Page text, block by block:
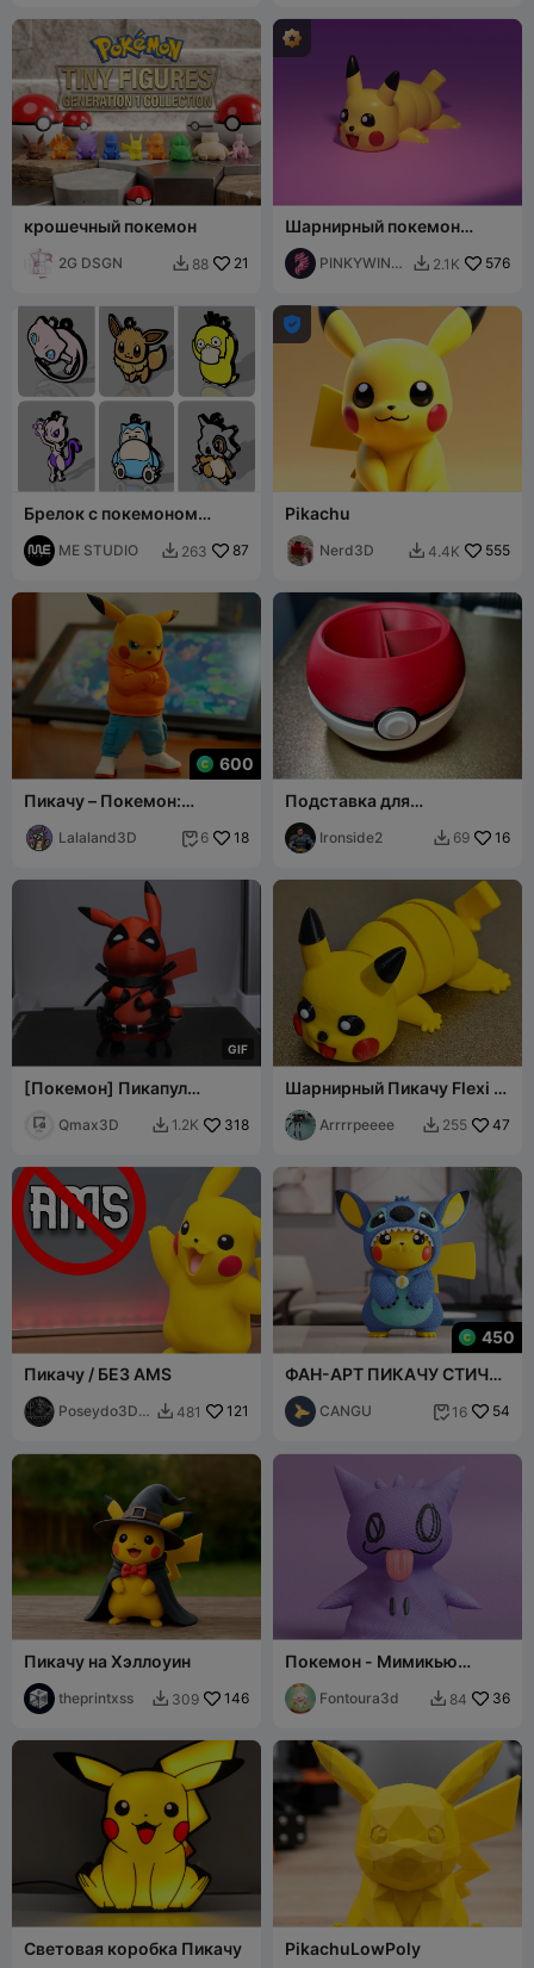
крошечный покемон
2G DSGN  88 21
Шарнирный покемон
Пикачу Flexi
PINKYWING
 2.1K 576
Брелок с покемоном
Псидаком
ME STUDIO  263 87

Pikachu
Nerd3D  4.4K 555
600
Пикачу – Покемон:
(Многочастный / Без
АМС/3mf)
Lalaland3D  6 18
Подставка для
карандашей в виде
покебола
Ironside2  69 16
GIF
[Покемон] Пикапул
ДедпулQmax3D  1.2K 318
Шарнирный Пикачу Flexi -
модель из нескольких
частей, не требует CFS /
AMS
Arrrrpeeee  255 47
Пикачу / БЕЗ AMS
Poseydo3DP  481 121
450
ФАН-АРТ ПИКАЧУ СТИЧ
КРЮЧКОМ (БЕЗ AMS) -
МНОГОЧАСТНАЯ
CANGU  16 54
Пикачу на Хэллоуин
theprintxss  309 146
Покемон - Мимикью
Генгар
Fontoura3d  84 36
Световая коробка Пикачу PikachuLowPoly